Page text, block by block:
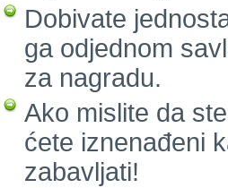
Dobivate
ga odjednom
za nagradu.
Ako mislite da
ćete iznenađeni
zabavljati!